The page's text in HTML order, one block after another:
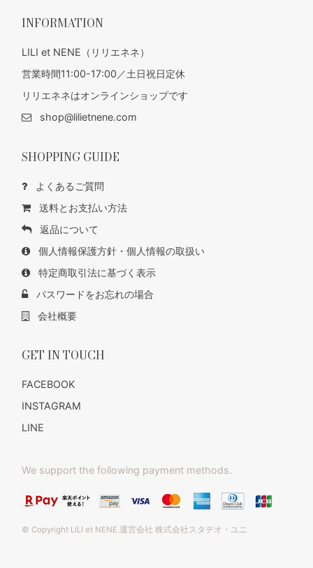
INFORMATION
LILI et NENE（リリエネネ）
営業時間11:00-17:00／土日祝日定休
リリエネネはオンラインショップです
shop@lilietnene.com
SHOPPING GUIDE
よくあるご質問
送料とお支払い方法
返品について
個人情報保護方針・個人情報の取扱い
特定商取引法に基づく表示
パスワードをお忘れの場合
会社概要
GET IN TOUCH
FACEBOOK
INSTAGRAM
LINE
We support the following payment methods.
© Copyright LILI et NENE.運営会社 株式会社スタヂオ・ユニ